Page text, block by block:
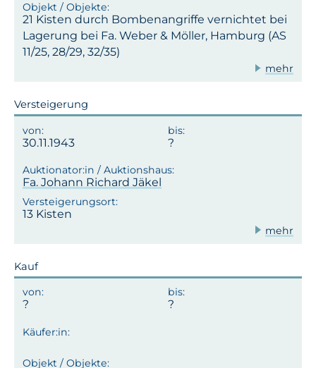
21 Kisten durch Bombenangriffe vernichtet bei
Lagerung bei Fa. Weber & Möller, Hamburg (AS
11/25, 28/29, 32/35)
mehr
Versteigerung
30.11.1943
Fa. Johann Richard Jäkel
13 Kisten
mehr
Kauf